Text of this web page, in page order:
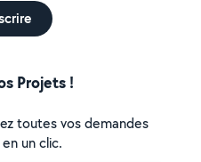
Projets !
toutes vos demandes
un clic.